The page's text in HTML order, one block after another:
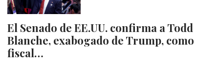
El Senado de EE.UU. confirma a Todd
Blanche, exabogado de Trump, como
fiscal…